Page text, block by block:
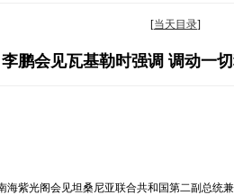
[当天目录]
李鹏会见瓦基勒时强调 调动一
紫光阁会见坦桑尼亚联合共和国第二副总